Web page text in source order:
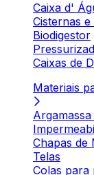
Caixa d'
Cisternas e
Biodigestor
Caixas de
Materiais
Chapas de
Telas
Colas para